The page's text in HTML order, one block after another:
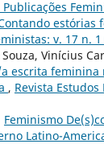
estórias
v. 17 n. 1
Vinícius
escrita feminina
, Revista Estudos
Feminismo
Latino-